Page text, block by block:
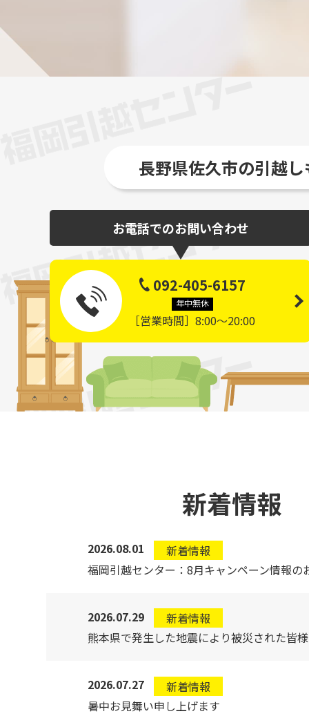
長野県佐久市の引越
お電話でのお問い合わせ
092-405-6157
年中無休
［営業時間］8:00～20:00
新着情報
2026.08.01
新着情報
福岡引越センター：8月キャンペーン情報の
2026.07.29
新着情報
熊本県で発生した地震により被災された皆
2026.07.27
新着情報
暑中お見舞い申し上げます